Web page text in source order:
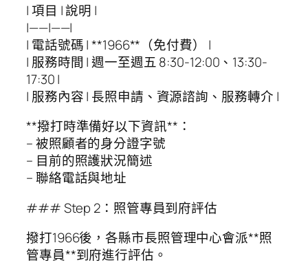
| 項目 | 說明 |
|——|——|
| 電話號碼 | **1966**（免付費） |
| 服務時間 | 週一至週五 8:30-12:00、13:30-
17:30 |
| 服務內容 | 長照申請、資源諮詢、服務轉介 |
**撥打時準備好以下資訊**：
– 被照顧者的身分證字號
– 目前的照護狀況簡述
– 聯絡電話與地址
### Step 2：照管專員到府評估
撥打1966後，各縣市長照管理中心會派**照
管專員**到府進行評估。